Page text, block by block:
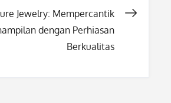
Jewelry: Mempercantik
dengan Perhiasan
Berkualitas